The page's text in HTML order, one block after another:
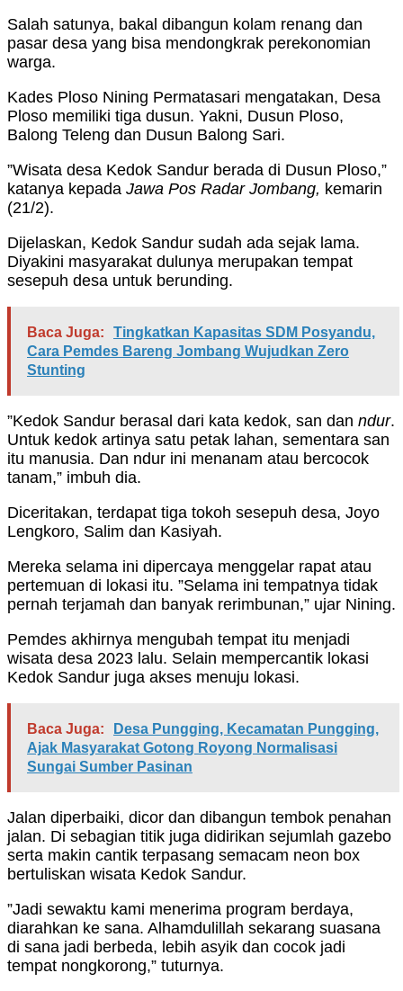
Salah satunya, bakal dibangun kolam renang dan
pasar desa yang bisa mendongkrak perekonomian
warga.
Kades Ploso Nining Permatasari mengatakan, Desa
Ploso memiliki tiga dusun. Yakni, Dusun Ploso,
Balong Teleng dan Dusun Balong Sari.
”Wisata desa Kedok Sandur berada di Dusun Ploso,”
katanya kepada Jawa Pos Radar Jombang, kemarin
(21/2).
Dijelaskan, Kedok Sandur sudah ada sejak lama.
Diyakini masyarakat dulunya merupakan tempat
sesepuh desa untuk berunding.
Baca Juga:
Tingkatkan Kapasitas SDM Posyandu,
Cara Pemdes Bareng Jombang Wujudkan Zero
Stunting
”Kedok Sandur berasal dari kata kedok, san dan ndur.
Untuk kedok artinya satu petak lahan, sementara san
itu manusia. Dan ndur ini menanam atau bercocok
tanam,” imbuh dia.
Diceritakan, terdapat tiga tokoh sesepuh desa, Joyo
Lengkoro, Salim dan Kasiyah.
Mereka selama ini dipercaya menggelar rapat atau
pertemuan di lokasi itu. ”Selama ini tempatnya tidak
pernah terjamah dan banyak rerimbunan,” ujar Nining.
Pemdes akhirnya mengubah tempat itu menjadi
wisata desa 2023 lalu. Selain mempercantik lokasi
Kedok Sandur juga akses menuju lokasi.
Baca Juga:
Desa Pungging, Kecamatan Pungging,
Ajak Masyarakat Gotong Royong Normalisasi
Sungai Sumber Pasinan
Jalan diperbaiki, dicor dan dibangun tembok penahan
jalan. Di sebagian titik juga didirikan sejumlah gazebo
serta makin cantik terpasang semacam neon box
bertuliskan wisata Kedok Sandur.
”Jadi sewaktu kami menerima program berdaya,
diarahkan ke sana. Alhamdulillah sekarang suasana
di sana jadi berbeda, lebih asyik dan cocok jadi
tempat nongkorong,” tuturnya.